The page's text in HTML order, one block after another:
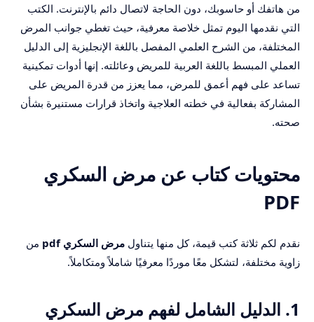
من هاتفك أو حاسوبك، دون الحاجة لاتصال دائم بالإنترنت. الكتب
التي نقدمها اليوم تمثل خلاصة معرفية، حيث تغطي جوانب المرض
المختلفة، من الشرح العلمي المفصل باللغة الإنجليزية إلى الدليل
العملي المبسط باللغة العربية للمريض وعائلته. إنها أدوات تمكينية
تساعد على فهم أعمق للمرض، مما يعزز من قدرة المريض على
المشاركة بفعالية في خطته العلاجية واتخاذ قرارات مستنيرة بشأن
صحته.
محتويات كتاب عن مرض السكري
PDF
نقدم لكم ثلاثة كتب قيمة، كل منها يتناول مرض السكري pdf
من
زاوية مختلفة، لتشكل معًا موردًا معرفيًا شاملاً ومتكاملاً.
1. الدليل الشامل لفهم مرض السكري